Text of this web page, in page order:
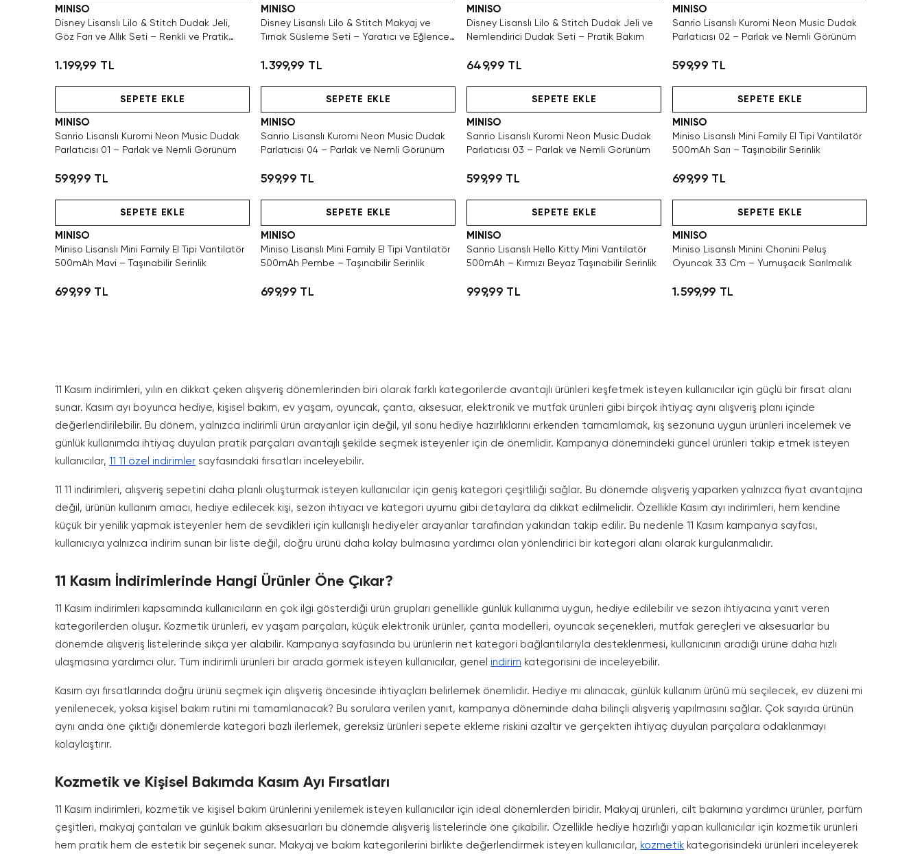
MINISO
Disney Lisanslı Lilo & Stitch Dudak Jeli,
Göz Farı ve Allık Seti – Renkli ve Pratik
1.199,99 TL
MINISO
Disney Lisanslı Lilo & Stitch Makyaj ve
Tırnak Süsleme Seti – Yaratıcı ve Eğlenceli
1.399,99 TL
MINISO
Disney Lisanslı Lilo & Stitch Dudak Jeli ve
Nemlendirici Dudak Seti – Pratik Bakım
649,99 TL
MINISO
Sanrio Lisanslı Kuromi Neon Music Dudak
Parlatıcısı 02 – Parlak ve Nemli Görünüm
599,99 TL
SEPETE EKLE
MINISO
Sanrio Lisanslı Kuromi Neon Music Dudak
Parlatıcısı 01 – Parlak ve Nemli Görünüm
599,99 TL
SEPETE EKLE
MINISO
Sanrio Lisanslı Kuromi Neon Music Dudak
Parlatıcısı 04 – Parlak ve Nemli Görünüm
599,99 TL
SEPETE EKLE
MINISO
Sanrio Lisanslı Kuromi Neon Music Dudak
Parlatıcısı 03 – Parlak ve Nemli Görünüm
599,99 TL
SEPETE EKLE
MINISO
Miniso Lisanslı Mini Family El Tipi Vantilatör
500mAh Sarı – Taşınabilir Serinlik
699,99 TL
SEPETE EKLE
MINISO
Miniso Lisanslı Mini Family El Tipi Vantilatör
500mAh Mavi – Taşınabilir Serinlik
699,99 TL
SEPETE EKLE
MINISO
Miniso Lisanslı Mini Family El Tipi Vantilatör
500mAh Pembe – Taşınabilir Serinlik
699,99 TL
SEPETE EKLE
MINISO
Sanrio Lisanslı Hello Kitty Mini Vantilatör
500mAh – Kırmızı Beyaz Taşınabilir Serinlik
999,99 TL
SEPETE EKLE
MINISO
Miniso Lisanslı Minini Chonini Peluş
Oyuncak 33 Cm – Yumuşacık Sarılmalık
1.599,99 TL
11 Kasım indirimleri, yılın en dikkat çeken alışveriş dönemlerinden biri olarak farklı kategorilerde avantajlı ürünleri keşfetmek isteyen kullanıcılar için güçlü bir fırsat alanı
sunar. Kasım ayı boyunca hediye, kişisel bakım, ev yaşam, oyuncak, çanta, aksesuar, elektronik ve mutfak ürünleri gibi birçok ihtiyaç aynı alışveriş planı içinde
değerlendirilebilir. Bu dönem, yalnızca indirimli ürün arayanlar için değil, yıl sonu hediye hazırlıklarını erkenden tamamlamak, kış sezonuna uygun ürünleri incelemek ve
günlük kullanımda ihtiyaç duyulan pratik parçaları avantajlı şekilde seçmek isteyenler için de önemlidir. Kampanya dönemindeki güncel ürünleri takip etmek isteyen
kullanıcılar, 11 11 özel indirimler sayfasındaki fırsatları inceleyebilir.
11 11 indirimleri, alışveriş sepetini daha planlı oluşturmak isteyen kullanıcılar için geniş kategori çeşitliliği sağlar. Bu dönemde alışveriş yaparken yalnızca fiyat avantajına
değil, ürünün kullanım amacı, hediye edilecek kişi, sezon ihtiyacı ve kategori uyumu gibi detaylara da dikkat edilmelidir. Özellikle Kasım ayı indirimleri, hem kendine
küçük bir yenilik yapmak isteyenler hem de sevdikleri için kullanışlı hediyeler arayanlar tarafından yakından takip edilir. Bu nedenle 11 Kasım kampanya sayfası,
kullanıcıya yalnızca indirim sunan bir liste değil, doğru ürünü daha kolay bulmasına yardımcı olan yönlendirici bir kategori alanı olarak kurgulanmalıdır.
11 Kasım İndirimlerinde Hangi Ürünler Öne Çıkar?
11 Kasım indirimleri kapsamında kullanıcıların en çok ilgi gösterdiği ürün grupları genellikle günlük kullanıma uygun, hediye edilebilir ve sezon ihtiyacına yanıt veren
kategorilerden oluşur. Kozmetik ürünleri, ev yaşam parçaları, küçük elektronik ürünler, çanta modelleri, oyuncak seçenekleri, mutfak gereçleri ve aksesuarlar bu
dönemde alışveriş listelerinde sıkça yer alabilir. Kampanya sayfasında bu ürünlerin net kategori bağlantılarıyla desteklenmesi, kullanıcının aradığı ürüne daha hızlı
ulaşmasına yardımcı olur. Tüm indirimli ürünleri bir arada görmek isteyen kullanıcılar, genel indirim kategorisini de inceleyebilir.
Kasım ayı fırsatlarında doğru ürünü seçmek için alışveriş öncesinde ihtiyaçları belirlemek önemlidir. Hediye mi alınacak, günlük kullanım ürünü mü seçilecek, ev düzeni mi
yenilenecek, yoksa kişisel bakım rutini mi tamamlanacak? Bu sorulara verilen yanıt, kampanya döneminde daha bilinçli alışveriş yapılmasını sağlar. Çok sayıda ürünün
aynı anda öne çıktığı dönemlerde kategori bazlı ilerlemek, gereksiz ürünleri sepete ekleme riskini azaltır ve gerçekten ihtiyaç duyulan parçalara odaklanmayı
kolaylaştırır.
Kozmetik ve Kişisel Bakımda Kasım Ayı Fırsatları
11 Kasım indirimleri, kozmetik ve kişisel bakım ürünlerini yenilemek isteyen kullanıcılar için ideal dönemlerden biridir. Makyaj ürünleri, cilt bakımına yardımcı ürünler, parfüm
çeşitleri, makyaj çantaları ve günlük bakım aksesuarları bu dönemde alışveriş listelerinde öne çıkabilir. Özellikle hediye hazırlığı yapan kullanıcılar için kozmetik ürünleri
hem pratik hem de estetik bir seçenek sunar. Makyaj ve bakım kategorilerini birlikte değerlendirmek isteyen kullanıcılar, kozmetik kategorisindeki ürünleri inceleyerek